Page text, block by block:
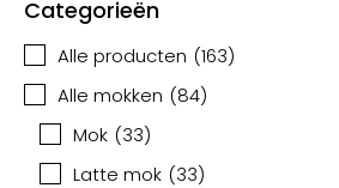
Categorieën
Alle producten (163)
Alle mokken (84)
Mok (33)
Latte mok (33)